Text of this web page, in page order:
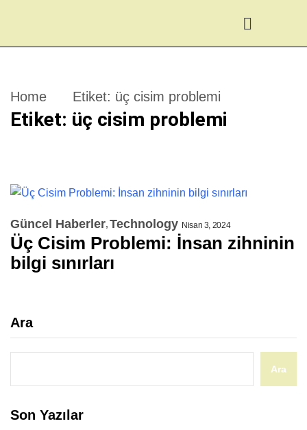
Home Etiket: üç cisim problemi
Etiket: üç cisim problemi
Güncel Haberler Technology Nisan 3, 2024
Üç Cisim Problemi: İnsan zihninin
bilgi sınırları
Ara
Ara
Son Yazılar